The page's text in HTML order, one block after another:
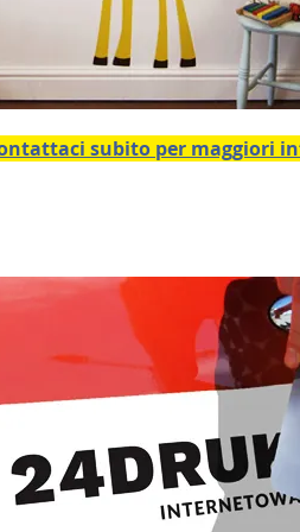
subito per maggiori